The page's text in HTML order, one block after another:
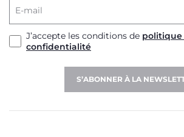
E-mail
J’accepte les conditions de politique
confidentialité
S’ABONNER À LA